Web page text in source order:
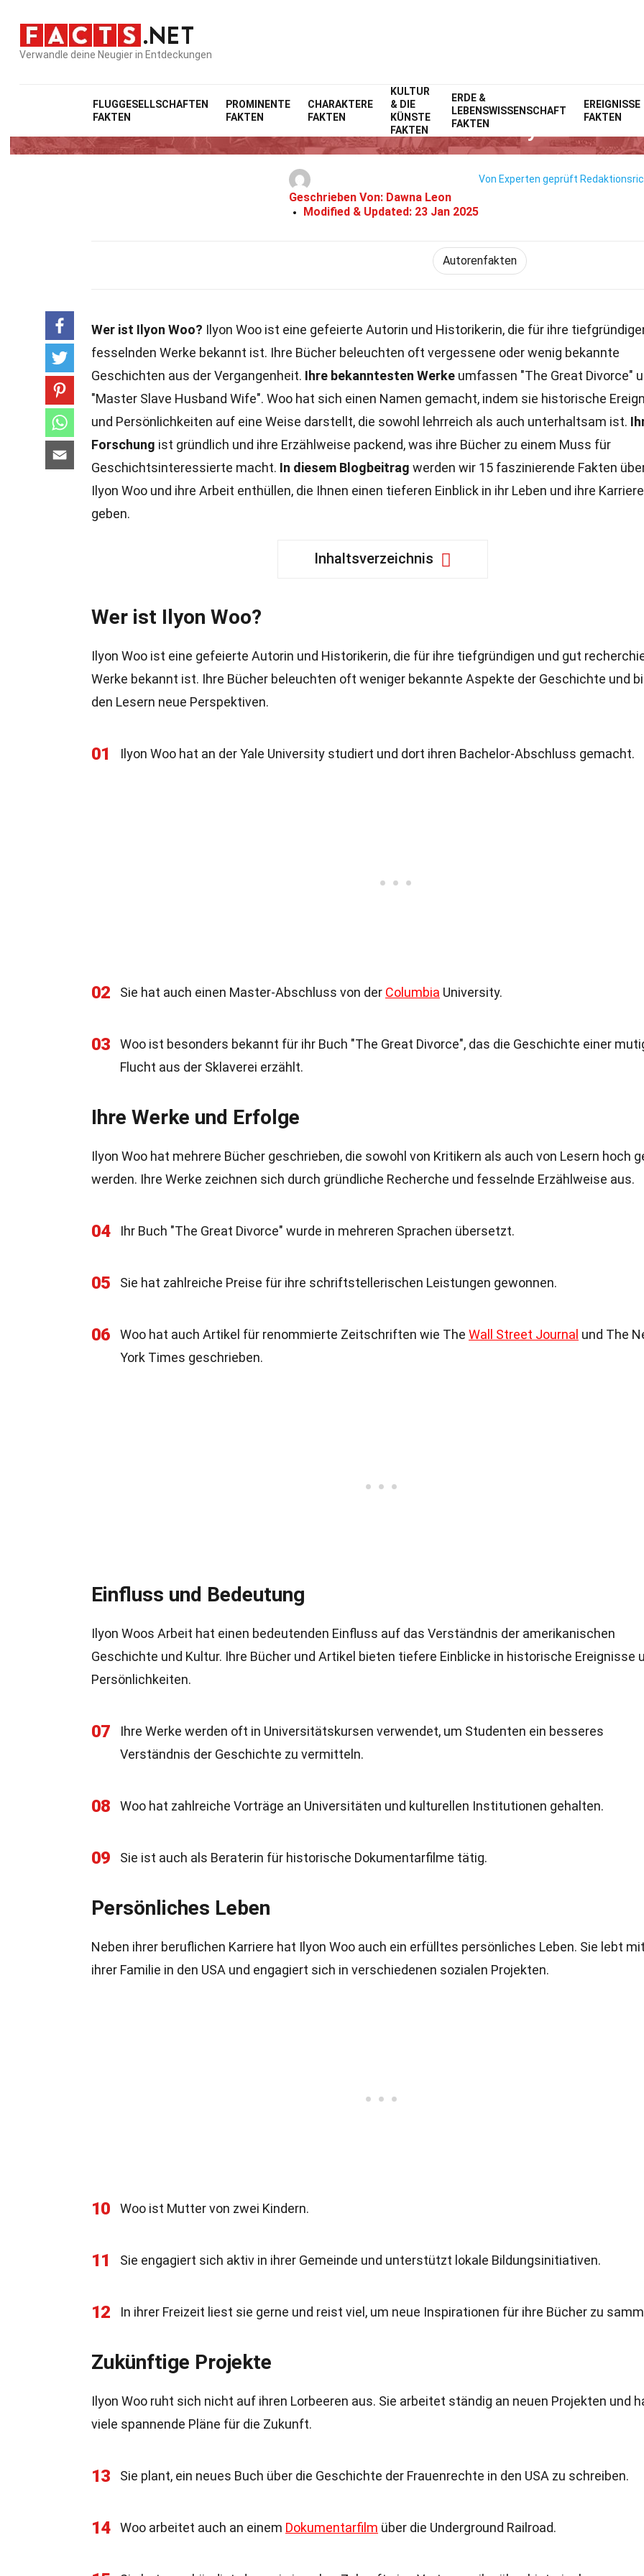
Verwandle deine Neugier in Entdeckungen
FLUGGESELLSCHAFTEN
FAKTEN
PROMINENTE
FAKTEN
CHARAKTERE
FAKTEN
KULTUR
& DIE
KÜNSTE
FAKTEN
ERDE &
LEBENSWISSENSCHAFT
FAKTEN
EREIGNISSE
FAKTEN
Home Prominente
15 Fakten Über Ilyon Woo
Geschrieben Von: Dawna Leon
Modified & Updated: 23 Jan 2025
Von Experten geprüft
Autorenfakten
Wer ist Ilyon Woo? Ilyon Woo ist eine gefeierte Autorin und Historikerin, die für ihre
fesselnden Werke bekannt ist. Ihre Bücher beleuchten oft vergessene oder wenig bekannte
Geschichten aus der Vergangenheit. Ihre bekanntesten Werke umfassen "The Great Divorce"
"Master Slave Husband Wife". Woo hat sich einen Namen gemacht, indem sie historische
und Persönlichkeiten auf eine Weise darstellt, die sowohl lehrreich als auch unterhaltsam ist.
Forschung ist gründlich und ihre Erzählweise packend, was ihre Bücher zu einem Muss für
Geschichtsinteressierte macht. In diesem Blogbeitrag werden wir 15 faszinierende Fakten
Ilyon Woo und ihre Arbeit enthüllen, die Ihnen einen tieferen Einblick in ihr Leben und ihre Karriere
geben.
Inhaltsverzeichnis
Wer ist Ilyon Woo?
Ilyon Woo ist eine gefeierte Autorin und Historikerin, die für ihre tiefgründigen und gut
Werke bekannt ist. Ihre Bücher beleuchten oft weniger bekannte Aspekte der Geschichte und
den Lesern neue Perspektiven.
01 Ilyon Woo hat an der Yale University studiert und dort ihren Bachelor-Abschluss gemacht.
02 Sie hat auch einen Master-Abschluss von der Columbia University.
03
Woo ist besonders bekannt für ihr Buch "The Great Divorce", das die Geschichte einer
Flucht aus der Sklaverei erzählt.
Ihre Werke und Erfolge
Ilyon Woo hat mehrere Bücher geschrieben, die sowohl von Kritikern als auch von Lesern hoch
werden. Ihre Werke zeichnen sich durch gründliche Recherche und fesselnde Erzählweise aus.
04 Ihr Buch "The Great Divorce" wurde in mehreren Sprachen übersetzt.
05 Sie hat zahlreiche Preise für ihre schriftstellerischen Leistungen gewonnen.
06 Woo hat auch Artikel für renommierte Zeitschriften wie The Wall Street Journal und The
York Times geschrieben.
Einfluss und Bedeutung
Ilyon Woos Arbeit hat einen bedeutenden Einfluss auf das Verständnis der amerikanischen
Geschichte und Kultur. Ihre Bücher und Artikel bieten tiefere Einblicke in historische Ereignisse
Persönlichkeiten.
07
Ihre Werke werden oft in Universitätskursen verwendet, um Studenten ein besseres
Verständnis der Geschichte zu vermitteln.
08 Woo hat zahlreiche Vorträge an Universitäten und kulturellen Institutionen gehalten.
09 Sie ist auch als Beraterin für historische Dokumentarfilme tätig.
Persönliches Leben
Neben ihrer beruflichen Karriere hat Ilyon Woo auch ein erfülltes persönliches Leben. Sie lebt
ihrer Familie in den USA und engagiert sich in verschiedenen sozialen Projekten.
10 Woo ist Mutter von zwei Kindern.
11 Sie engagiert sich aktiv in ihrer Gemeinde und unterstützt lokale Bildungsinitiativen.
12 In ihrer Freizeit liest sie gerne und reist viel, um neue Inspirationen für ihre Bücher zu
Zukünftige Projekte
Ilyon Woo ruht sich nicht auf ihren Lorbeeren aus. Sie arbeitet ständig an neuen Projekten und
viele spannende Pläne für die Zukunft.
13 Sie plant, ein neues Buch über die Geschichte der Frauenrechte in den USA zu schreiben.
14 Woo arbeitet auch an einem Dokumentarfilm über die Underground Railroad.